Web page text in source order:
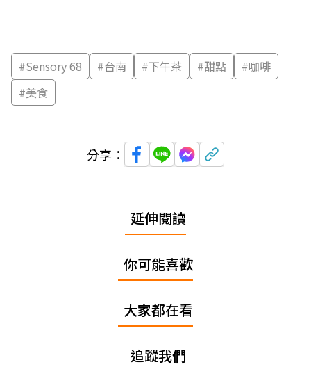
#Sensory 68 #台南 #下午茶 #甜點 #咖啡
#美食
分享：
延伸閱讀
你可能喜歡
大家都在看
追蹤我們